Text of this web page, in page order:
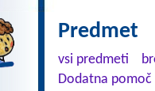
Predmet
vsi predmeti
Dodatna